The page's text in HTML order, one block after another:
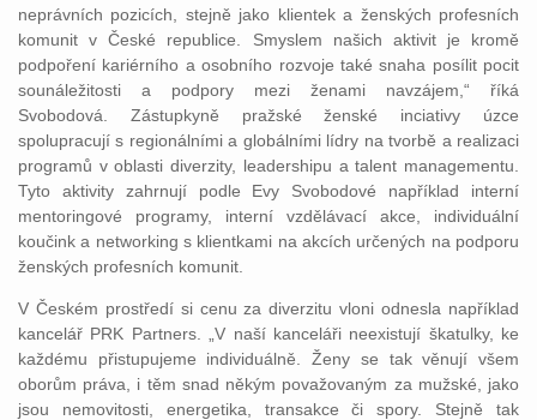
neprávních pozicích, stejně jako klientek a ženských profesních
komunit v České republice. Smyslem našich aktivit je kromě
podpoření kariérního a osobního rozvoje také snaha posílit pocit
sounáležitosti a podpory mezi ženami navzájem,“ říká
Svobodová. Zástupkyně pražské ženské inciativy úzce
spolupracují s regionálními a globálními lídry na tvorbě a realizaci
programů v oblasti diverzity, leadershipu a talent managementu.
Tyto aktivity zahrnují podle Evy Svobodové například interní
mentoringové programy, interní vzdělávací akce, individuální
koučink a networking s klientkami na akcích určených na podporu
ženských profesních komunit.
V Českém prostředí si cenu za diverzitu vloni odnesla například
kancelář PRK Partners. „V naší kanceláři neexistují škatulky, ke
každému přistupujeme individuálně. Ženy se tak věnují všem
oborům práva, i těm snad někým považovaným za mužské, jako
jsou nemovitosti, energetika, transakce či spory. Stejně tak